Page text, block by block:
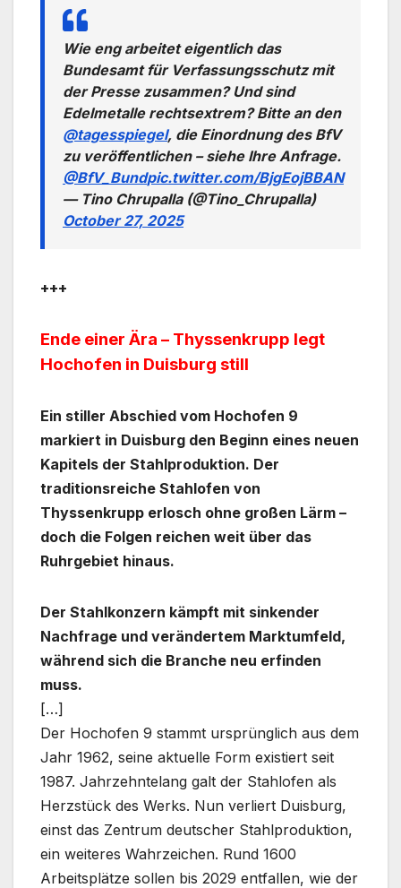
Wie eng arbeitet eigentlich das
Bundesamt für Verfassungsschutz mit
der Presse zusammen? Und sind
Edelmetalle rechtsextrem? Bitte an den
@tagesspiegel, die Einordnung des BfV
zu veröffentlichen – siehe Ihre Anfrage.
@BfV_Bundpic.twitter.com/BjgEojBBAN
— Tino Chrupalla (@Tino_Chrupalla)
October 27, 2025
+++
Ende einer Ära – Thyssenkrupp legt
Hochofen in Duisburg still
Ein stiller Abschied vom Hochofen 9
markiert in Duisburg den Beginn eines neuen
Kapitels der Stahlproduktion. Der
traditionsreiche Stahlofen von
Thyssenkrupp erlosch ohne großen Lärm –
doch die Folgen reichen weit über das
Ruhrgebiet hinaus.
Der Stahlkonzern kämpft mit sinkender
Nachfrage und verändertem Marktumfeld,
während sich die Branche neu erfinden
muss.
[…]
Der Hochofen 9 stammt ursprünglich aus dem
Jahr 1962, seine aktuelle Form existiert seit
1987. Jahrzehntelang galt der Stahlofen als
Herzstück des Werks. Nun verliert Duisburg,
einst das Zentrum deutscher Stahlproduktion,
ein weiteres Wahrzeichen. Rund 1600
Arbeitsplätze sollen bis 2029 entfallen, wie der